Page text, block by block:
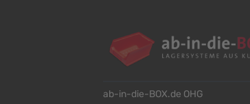
ab-in-die-BOX.de OHG